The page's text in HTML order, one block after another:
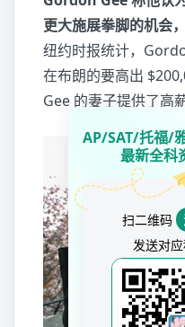
更大施展拳脚的机会，
纽约时报统计，
在布朗的要高出
Gee 的妻子提供了高
AP/SAT/托福/
最新全科
扫二维码
发送对